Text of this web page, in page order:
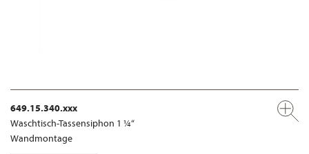
649.15.340.xxx
Waschtisch-Tassensiphon 1 ¼“
Wandmontage